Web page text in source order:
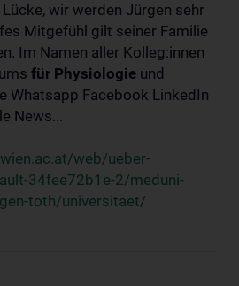
wir werden Jürgen sehr
Mitgefühl gilt seiner Familie
Im Namen aller Kolleg:innen
für Physiologie und
Whatsapp Facebook LinkedIn
News...
web/ueber-
34fee72b1e-2/meduni-
toth/universitaet/